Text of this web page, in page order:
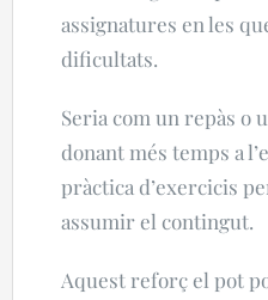
assignatures en les
dificultats.
Seria com un repàs o
donant més temps a
pràctica d’exercicis
assumir el contingut.
Aquest reforç el pot